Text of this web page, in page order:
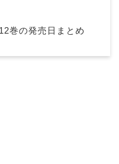
巻の発売日まとめ